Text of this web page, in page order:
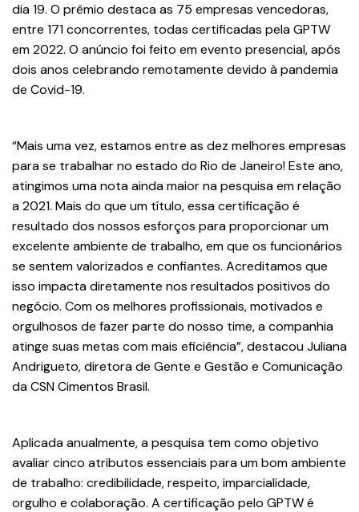
dia 19. O prêmio destaca as 75 empresas vencedoras,
entre 171 concorrentes, todas certificadas pela GPTW
em 2022. O anúncio foi feito em evento presencial, após
dois anos celebrando remotamente devido à pandemia
de Covid-19.
“Mais uma vez, estamos entre as dez melhores empresas
para se trabalhar no estado do Rio de Janeiro! Este ano,
atingimos uma nota ainda maior na pesquisa em relação
a 2021. Mais do que um título, essa certificação é
resultado dos nossos esforços para proporcionar um
excelente ambiente de trabalho, em que os funcionários
se sentem valorizados e confiantes. Acreditamos que
isso impacta diretamente nos resultados positivos do
negócio. Com os melhores profissionais, motivados e
orgulhosos de fazer parte do nosso time, a companhia
atinge suas metas com mais eficiência”, destacou Juliana
Andrigueto, diretora de Gente e Gestão e Comunicação
da CSN Cimentos Brasil.
Aplicada anualmente, a pesquisa tem como objetivo
avaliar cinco atributos essenciais para um bom ambiente
de trabalho: credibilidade, respeito, imparcialidade,
orgulho e colaboração. A certificação pelo GPTW é